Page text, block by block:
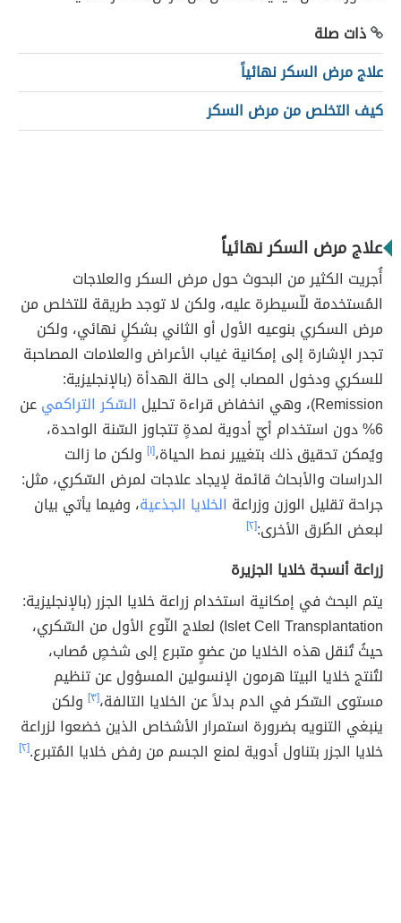
ذات صلة
علاج مرض السكر نهائياً
كيف التخلص من مرض السكر
علاج مرض السكر نهائياً
أُجريت الكثير من البحوث حول مرض السكر والعلاجات
المُستخدمة للّسيطرة عليه، ولكن لا توجد طريقة للتخلص من
مرض السكري بنوعيه الأول أو الثاني بشكلٍ نهائي، ولكن
تجدر الإشارة إلى إمكانية غياب الأعراض والعلامات المصاحبة
للسكري ودخول المصاب إلى حالة الهدأة (بالإنجليزية:
Remission)، وهي انخفاض قراءة تحليل
السّكر التراكميعن
6% دون استخدام أيّ أدوية لمدةٍ تتجاوز السّنة الواحدة،
ويُمكن تحقيق ذلك بتغيير نمط الحياة،[١] ولكن ما زالت
الدراسات والأبحاث قائمة لإيجاد علاجات لمرض السّكري، مثل:
جراحة تقليل الوزن وزراعة الخلايا الجذعية، وفيما يأتي بيان
لبعض الطُرق الأخرى:[٢]
زراعة أنسجة خلايا الجزيرة
يتم البحث في إمكانية استخدام زراعة خلايا الجزر (بالإنجليزية:
Islet Cell Transplantation) لعلاج النّوع الأول من السّكري،
حيثُ تُنقل هذه الخلايا من عضوٍ متبرع إلى شخصٍ مُصاب،
لتُنتج خلايا البيتا هرمون الإنسولين المسؤول عن تنظيم
مستوى السّكر في الدم بدلاً عن الخلايا التالفة،[٣]
ولكن
ينبغي التنويه بضرورة استمرار الأشخاص الذين خضعوا لزراعة
خلايا الجزر بتناول أدوية لمنع الجسم من رفض خلايا المُتبرع.[٢]